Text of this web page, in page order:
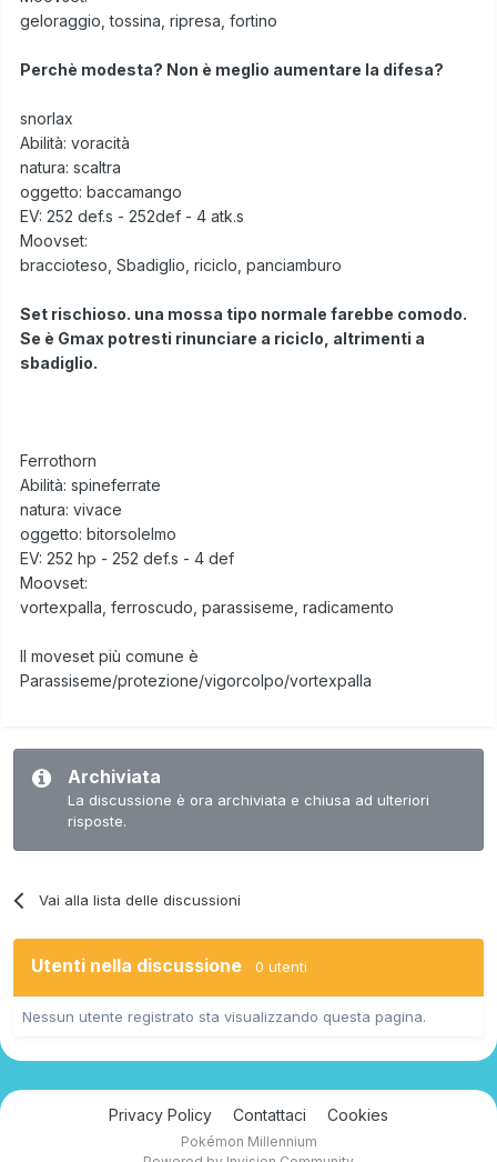
geloraggio, tossina, ripresa, fortino
Perchè modesta? Non è meglio aumentare la difesa?
snorlax
Abilità: voracità
natura: scaltra
oggetto: baccamango
EV: 252 def.s - 252def - 4 atk.s
Moovset:
braccioteso, Sbadiglio, riciclo, panciamburo
Set rischioso. una mossa tipo normale farebbe comodo.
Se è Gmax potresti rinunciare a riciclo, altrimenti a
sbadiglio.
Ferrothorn
Abilità: spineferrate
natura: vivace
oggetto: bitorsolelmo
EV: 252 hp - 252 def.s - 4 def
Moovset:
vortexpalla, ferroscudo, parassiseme, radicamento
Il moveset più comune è
Parassiseme/protezione/vigorcolpo/vortexpalla
Archiviata
La discussione è ora archiviata e chiusa ad ulteriori
risposte.
Vai alla lista delle discussioni
Utenti nella discussione 0 utenti
Nessun utente registrato sta visualizzando questa pagina.
Privacy Policy Contattaci Cookies
Pokémon Millennium